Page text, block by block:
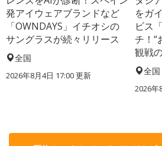
発アイウェアブランドなど
「OWNDAYS」イチオシの
サングラスが続々リリース
全国
2026年8月4日 17:00更新
をガ
ビス
チ！“
観戦
全国
2026年